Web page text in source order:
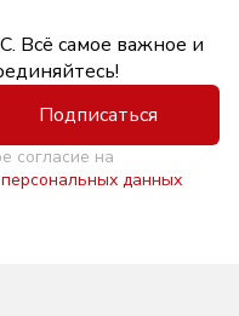
Всё самое важное и
Подписаться
согласие на
данных